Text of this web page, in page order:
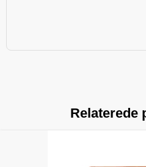
Relaterede